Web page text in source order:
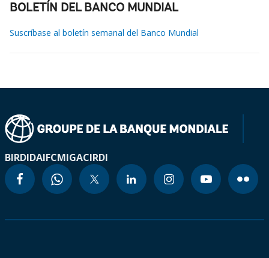
BOLETÍN DEL BANCO MUNDIAL
Suscríbase al boletín semanal del Banco Mundial
BIRDIDAIFCMIGACIRDI